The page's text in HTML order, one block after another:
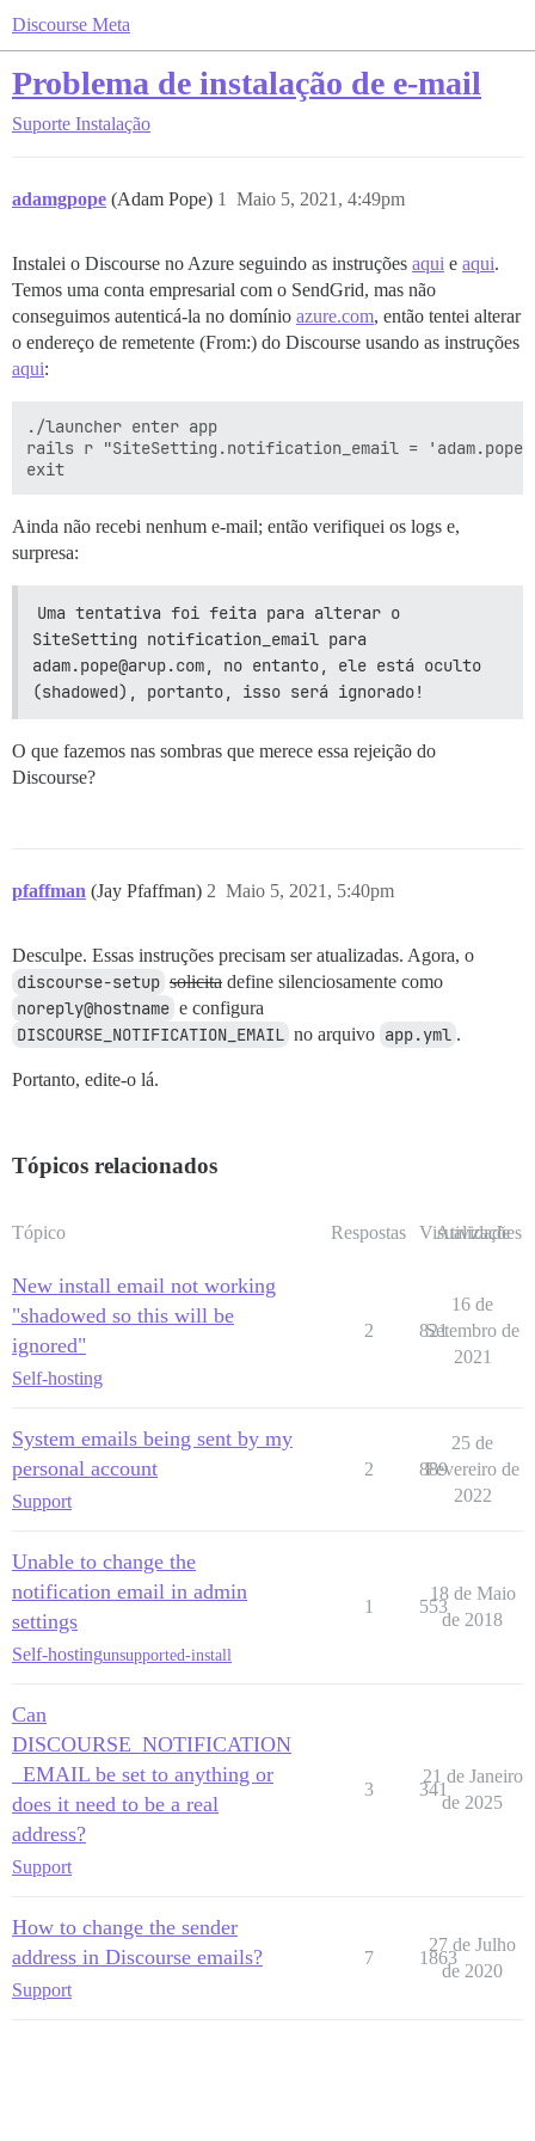
Discourse Meta
Problema de instalação de e-mail
Suporte Instalação
adamgpope (Adam Pope) Maio 5, 2021, 4:49pm
1
Instalei o Discourse no Azure seguindo as instruções aqui e aqui.
Temos uma conta empresarial com o SendGrid, mas não
conseguimos autenticá-la no domínio azure.com, então tentei alterar
o endereço de remetente (From:) do Discourse usando as instruções
aqui:
./launcher enter app
rails r "SiteSetting.notification_email =
Ainda não recebi nenhum e-mail; então verifiquei os logs e,
surpresa:
Uma tentativa foi feita para alterar o
SiteSetting notification_email para
adam.pope@arup.com, no entanto, ele está oculto
(shadowed), portanto, isso será ignorado!
O que fazemos nas sombras que merece essa rejeição do
Discourse?
pfaffman (Jay Pfaffman) Maio 5, 2021, 5:40pm
2
Desculpe. Essas instruções precisam ser atualizadas. Agora, o
discourse-setup solicita define silenciosamente como
noreply@hostname e configura
DISCOURSE_NOTIFICATION_EMAIL no arquivo app.yml .
Portanto, edite-o lá.
Tópicos relacionados
Tópico Respostas Visualizações
Atividade
New install email not working
"shadowed so this will be
ignored"
Self-hosting
2 821
16 de
Setembro de
2021
System emails being sent by my
personal account
Support
2 889
25 de
Fevereiro de
2022
Unable to change the
notification email in admin
settings
Self-hostingunsupported-install
1 553
18 de Maio
de 2018
Can
DISCOURSE_NOTIFICATION
_EMAIL be set to anything or
does it need to be a real
address?
Support
3 341
21 de Janeiro
de 2025
How to change the sender
address in Discourse emails?
Support
7 1863
27 de Julho
de 2020